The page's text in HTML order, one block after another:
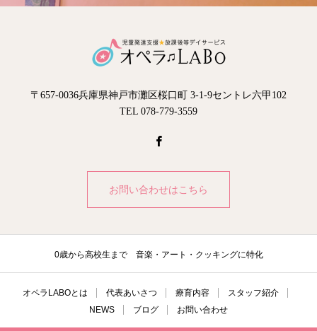
〒657-0036兵庫県神戸市灘区桜口町 3-1-9セントレ六甲102
TEL 078-779-3559
お問い合わせはこちら
0歳から高校生まで 音楽・アート・クッキングに特化
オペラLABOとは 代表あいさつ 療育内容
スタッフ紹介
NEWS
ブログ お問い合わせ